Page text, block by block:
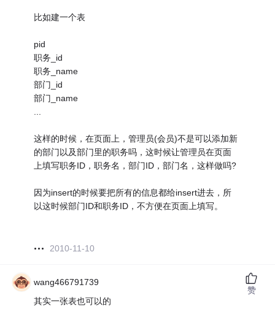
比如建一个表
pid
职务_id
职务_name
部门_id
部门_name
...
这样的时候，在页面上，管理员(会员)不是可以添加新
的部门以及部门里的职务吗，这时候让管理员在页面
上填写职务ID，职务名，部门ID，部门名，这样做吗?
因为insert的时候要把所有的信息都给insert进去，所
以这时候部门ID和职务ID，不方便在页面上填写。
2010-11-10
wang466791739
其实一张表也可以的
赞